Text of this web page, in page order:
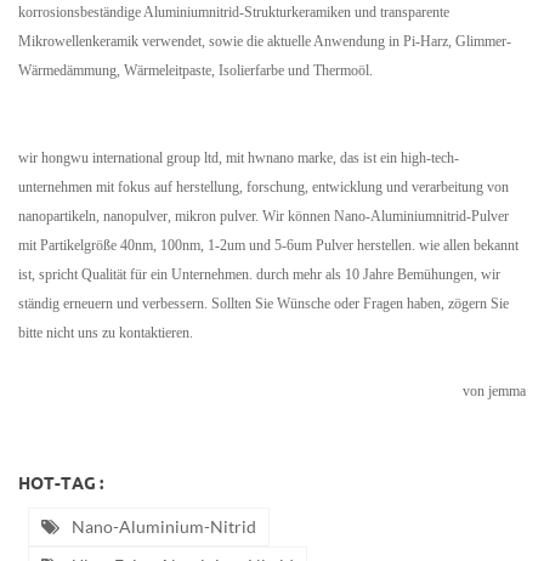
korrosionsbeständige Aluminiumnitrid-Strukturkeramiken und transparente
Mikrowellenkeramik verwendet, sowie die aktuelle Anwendung in Pi-Harz, Glimmer-
Wärmedämmung, Wärmeleitpaste, Isolierfarbe und Thermoöl.
wir hongwu international group ltd, mit hwnano marke, das ist ein high-tech-
unternehmen mit fokus auf herstellung, forschung, entwicklung und verarbeitung von
nanopartikeln, nanopulver, mikron pulver. Wir können Nano-Aluminiumnitrid-Pulver
mit Partikelgröße 40nm, 100nm, 1-2um und 5-6um Pulver herstellen. wie allen bekannt
ist, spricht Qualität für ein Unternehmen. durch mehr als 10 Jahre Bemühungen, wir
ständig erneuern und verbessern. Sollten Sie Wünsche oder Fragen haben, zögern Sie
bitte nicht uns zu kontaktieren.
von jemma
HOT-TAG :
Nano-Aluminium-Nitrid